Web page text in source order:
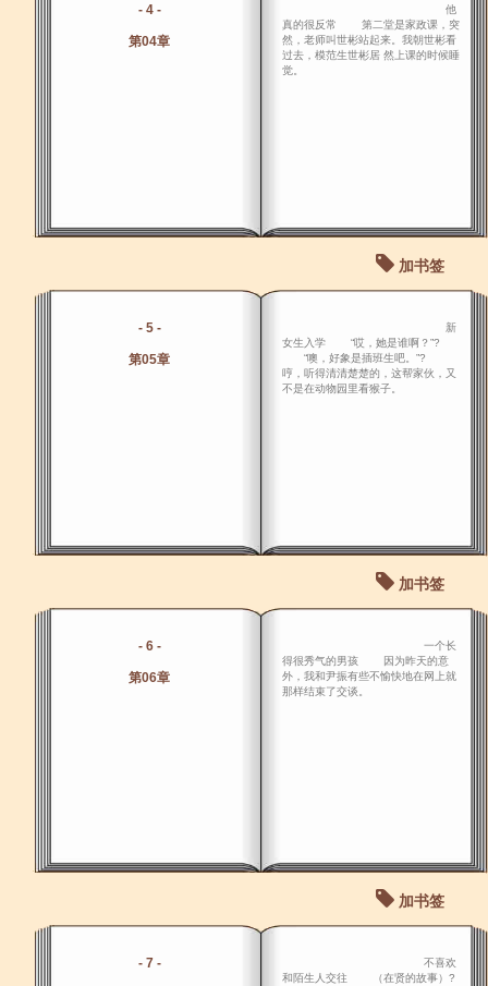
- 4 -
第04章
他
真的很反常 第二堂是家政课，突
然，老师叫世彬站起来。我朝世彬看
过去，模范生世彬居 然上课的时候睡
觉。
加书签
- 5 -
第05章
新
女生入学 “哎，她是谁啊？”?
“噢，好象是插班生吧。”?
哼，听得清清楚楚的，这帮家伙，又
不是在动物园里看猴子。
加书签
- 6 -
第06章
一个长
得很秀气的男孩 因为昨天的意
外，我和尹振有些不愉快地在网上就
那样结束了交谈。
加书签
- 7 -
不喜欢
和陌生人交往 （在贤的故事）?